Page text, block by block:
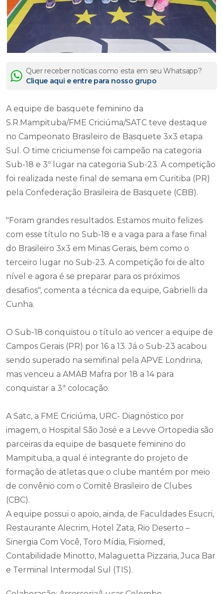
Quer receber notícias como esta em seu Whatsapp?
Clique aqui e entre para nosso grupo
A equipe de basquete feminino da
S.R.Mampituba/FME Criciúma/SATC teve destaque
no Campeonato Brasileiro de Basquete 3x3 etapa
Sul. O time criciumense foi campeão na categoria
Sub-18 e 3º lugar na categoria Sub-23. A competição
foi realizada neste final de semana em Curitiba (PR)
pela Confederação Brasileira de Basquete (CBB).
"Foram grandes resultados. Estamos muito felizes
com esse título no Sub-18 e a vaga para a fase final
do Brasileiro 3x3 em Minas Gerais, bem como o
terceiro lugar no Sub-23. A competição foi de alto
nível e agora é se preparar para os próximos
desafios", comenta a técnica da equipe, Gabrielli da
Cunha.
O Sub-18 conquistou o título ao vencer a equipe de
Campos Gerais (PR) por 16 a 13. Já o Sub-23 acabou
sendo superado na semifinal pela APVE Londrina,
mas venceu a AMAB Mafra por 18 a 14 para
conquistar a 3ª colocação.
A Satc, a FME Criciúma, URC- Diagnóstico por
imagem, o Hospital São José e a Levve Ortopedia são
parceiras da equipe de basquete feminino do
Mampituba, a qual é integrante do projeto de
formação de atletas que o clube mantém por meio
de convênio com o Comitê Brasileiro de Clubes
(CBC).
A equipe possui o apoio, ainda, de Faculdades Esucri,
Restaurante Alecrim, Hotel Zata, Rio Deserto –
Sinergia Com Você, Toro Mídia, Fisiomed,
Contabilidade Minotto, Malaguetta Pizzaria, Juca Bar
e Terminal Intermodal Sul (TIS).